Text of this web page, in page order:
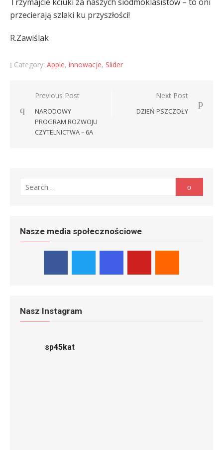
przecierają szlaki ku przyszłości!
R.Zawiślak
Category: Apple, innowacje, Slider
Nawigacja
wpisu
Previous Post
NARODOWY
PROGRAM ROZWOJU
CZYTELNICTWA – 6A
Next Post
DZIEŃ PSZCZOŁY
for:
Nasze media społecznościowe
Nasz Instagram
sp45kat